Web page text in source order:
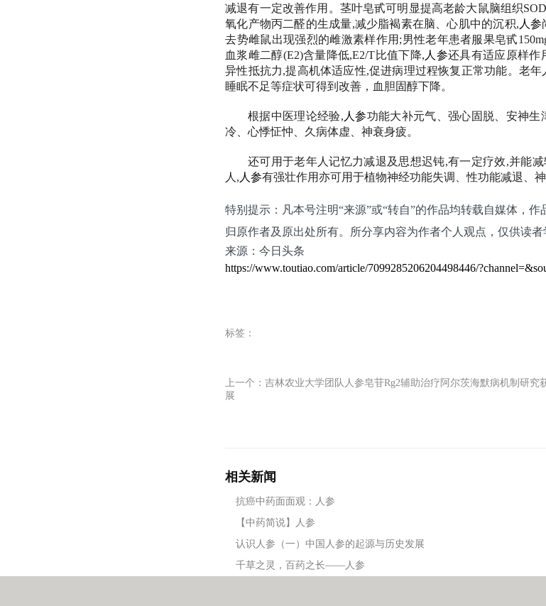
减退有一定改善作用。茎叶皂甙可明显提高老龄大鼠脑组织
氧化产物丙二醛的生成量,减少脂褐素在脑、心肌中的沉积, 人参
去势雌鼠出现强烈的雌激素样作用;男性老年患者服果皂甙
血浆雌二醇(E2)含量降低,E2/T比值下降, 人参还具有适应原样作
异性抵抗力,提高机体适应性,促进病理过程恢复正常功能。老
睡眠不足等症状可得到改善，血胆固醇下降。
根据中医理论经验, 人参功能大补元气、强心固脱、安神
冷、心悸怔忡、久病体虚、神衰身疲。
还可用于老年人记忆力减退及思想迟钝,有一定疗效,并能
人, 人参有强壮作用亦可用于植物神经功能失调、性功能减退、
特别提示：凡本号注明“来源”或“转自”的作品均转载自媒体，
归原作者及原出处所有。所分享内容为作者个人观点，仅供读者
来源：今日头条
https://www.toutiao.com/article/7099285206204498446/
标签：
上一个：吉林农业大学团队人参皂苷Rg2辅助治疗阿尔茨海默病机制研究
展
相关新闻
抗癌中药面面观：人参
【中药简说】人参
认识人参（一）中国人参的起源与历史发展
千草之灵，百药之长——人参